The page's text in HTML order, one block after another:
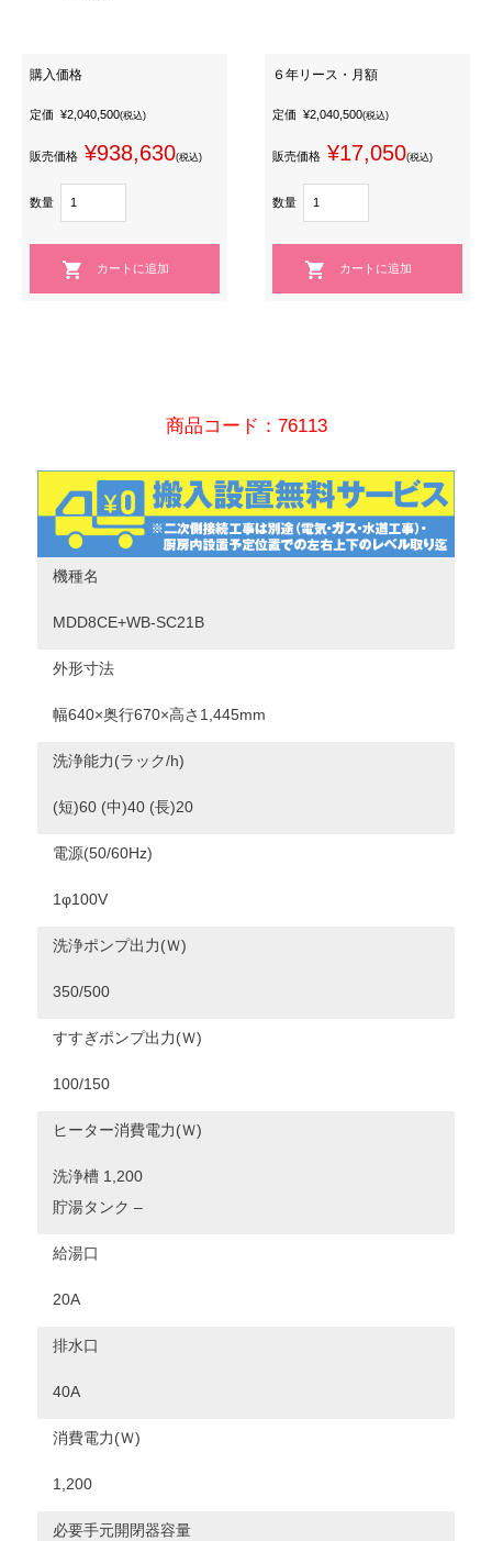
購入価格
定価 ¥2,040,500(税込)
販売価格 ¥938,630(税込)
数量
６年リース・月額
定価 ¥2,040,500(税込)
販売価格 ¥17,050(税込)
数量
商品コード：76113
機種名
MDD8CE+WB-SC21B
外形寸法
幅640×奥行670×高さ1,445mm
洗浄能力(ラック/h)
(短)60 (中)40 (長)20
電源(50/60Hz)
1φ100V
洗浄ポンプ出力(Ｗ)
350/500
すすぎポンプ出力(Ｗ)
100/150
ヒーター消費電力(Ｗ)
洗浄槽 1,200
貯湯タンク –
給湯口
20A
排水口
40A
消費電力(Ｗ)
1,200
必要手元開閉器容量